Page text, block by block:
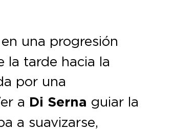
una progresión
la tarde hacia la
por una
a Di Serna guiar la
a suavizarse,